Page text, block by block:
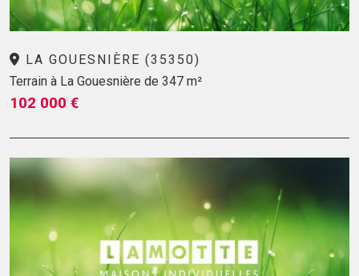
LA GOUESNIÈRE (35350)
Terrain à La Gouesnière de 347 m²
102 000 €